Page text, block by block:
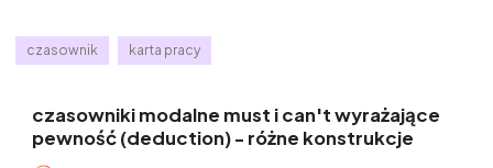
czasownik karta pracy
czasowniki modalne must i can't wyrażające
pewność (deduction) - różne konstrukcje